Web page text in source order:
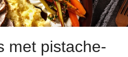
met pistache-